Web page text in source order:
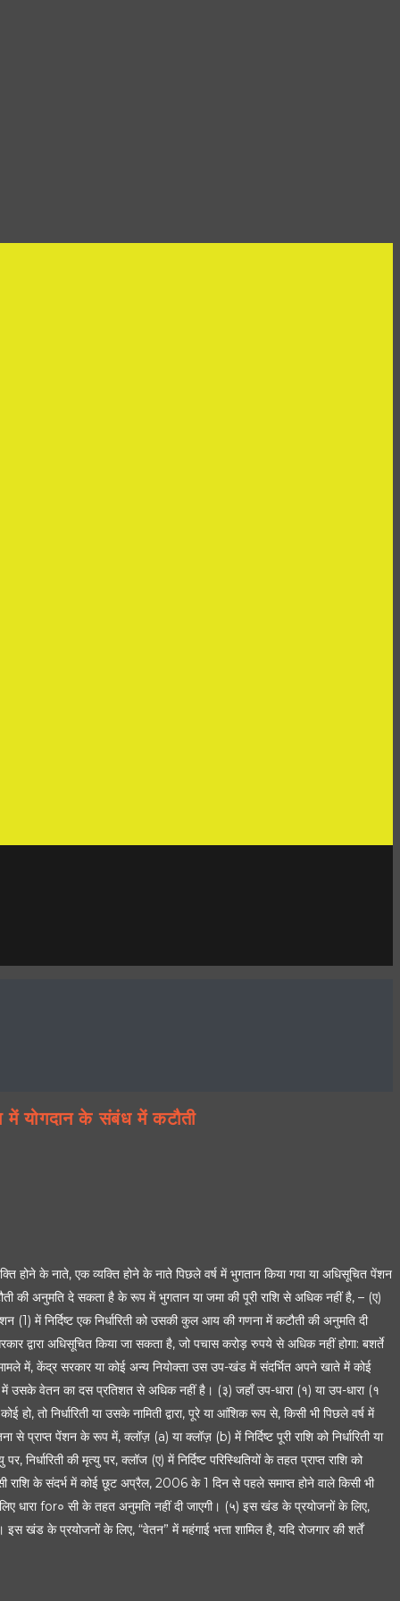
के संबंध में कटौती
होने के नाते, एक व्यक्ति होने के नाते पिछले वर्ष में भुगतान किया गया या अधिसूचित पेंशन
की अनुमति दे सकता है के रूप में भुगतान या जमा की पूरी राशि से अधिक नहीं है, – (ए)
में निर्दिष्ट एक निर्धारिती को उसकी कुल आय की गणना में कटौती की अनुमति दी
द्वारा अधिसूचित किया जा सकता है, जो पचास करोड़ रुपये से अधिक नहीं होगा: बशर्ते
मामले में, केंद्र सरकार या कोई अन्य नियोक्ता उस उप-खंड में संदर्भित अपने खाते में कोई
में उसके वेतन का दस प्रतिशत से अधिक नहीं है। (३) जहाँ उप-धारा (१) या उप-धारा (१
तो निर्धारिती या उसके नामिती द्वारा, पूरे या आंशिक रूप से, किसी भी पिछले वर्ष में
प्राप्त पेंशन के रूप में, क्लॉज़ (a) या क्लॉज़ (b) में निर्दिष्ट पूरी राशि को निर्धारिती या
की मृत्यु पर, क्लॉज (ए) में निर्दिष्ट परिस्थितियों के तहत प्राप्त राशि को
राशि के संदर्भ में कोई छूट अप्रैल, 2006 के 1 दिन से पहले समाप्त होने वाले किसी भी
धारा for० सी के तहत अनुमति नहीं दी जाएगी। (५) इस खंड के प्रयोजनों के लिए,
इस खंड के प्रयोजनों के लिए, “वेतन” में महंगाई भत्ता शामिल है, यदि रोजगार की शर्तें